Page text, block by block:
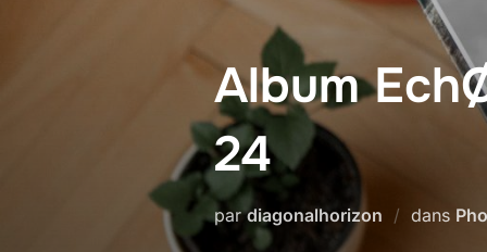
Album
24
pardiagonalhorizon dans